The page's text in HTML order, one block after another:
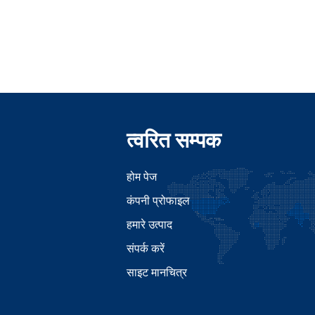
त्वरित सम्पक
होम पेज
कंपनी प्रोफाइल
हमारे उत्पाद
संपर्क करें
साइट मानचित्र